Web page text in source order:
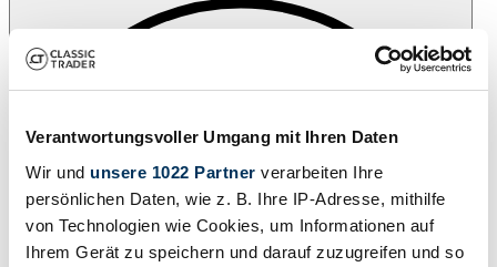
Verantwortungsvoller Umgang mit Ihren Daten
Wir und unsere 1022 Partner verarbeiten Ihre
persönlichen Daten, wie z. B. Ihre IP-Adresse, mithilfe
von Technologien wie Cookies, um Informationen auf
Ihrem Gerät zu speichern und darauf zuzugreifen und so